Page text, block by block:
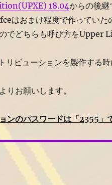
18.04からの後継
はおまけ程度で作ってい
でどちらも呼び方をUpper
リビューションを製作する
よりお願いします。
ンのパスワードは「2355」
公開” の